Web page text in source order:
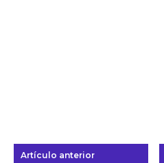
Artículo anterior